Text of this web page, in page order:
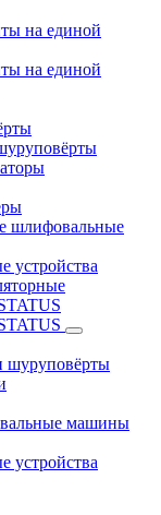
на единой
на единой
шлифовальные
устройства
шуруповёрты
машины
устройства